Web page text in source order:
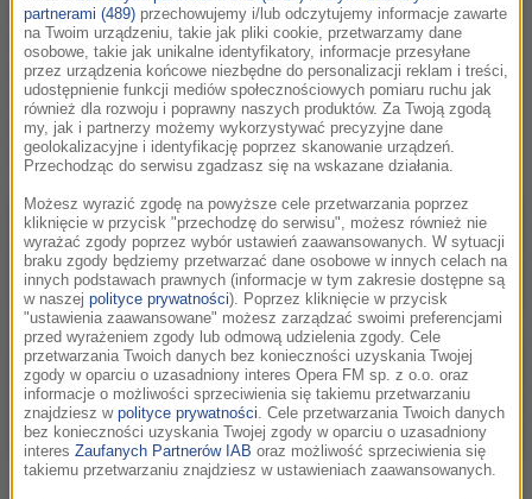
podstawie klasyki światowej literatury budzi
zainteresowanie fanów, jednak nie wszyscy są
zadowoleni z wyboru Jacoba Elordiego i Margot Robbie
do występu w rolach głównych. Fennell broni swoich
decyzji obsadowych i tłumaczy, dlaczego dokonała
takich wyborów.
Jacob Elordi /EDUARDO LIMA / PAP/EPA
partnerami (489) przechowujemy i/lub odczytujemy informacje zawarte
na Twoim urządzeniu, takie jak pliki cookie, przetwarzamy dane
osobowe, takie jak unikalne identyfikatory, informacje przesyłane
przez urządzenia końcowe niezbędne do personalizacji reklam i treści,
udostępnienie funkcji mediów społecznościowych pomiaru ruchu jak
również dla rozwoju i poprawny naszych produktów. Za Twoją zgodą
my, jak i partnerzy możemy wykorzystywać precyzyjne dane
geolokalizacyjne i identyfikację poprzez skanowanie urządzeń.
Przechodząc do serwisu zgadzasz się na wskazane działania.
Możesz wyrazić zgodę na powyższe cele przetwarzania poprzez
kliknięcie w przycisk "przechodzę do serwisu", możesz również nie
wyrażać zgody poprzez wybór ustawień zaawansowanych. W sytuacji
braku zgody będziemy przetwarzać dane osobowe w innych celach na
innych podstawach prawnych (informacje w tym zakresie dostępne są
w naszej polityce prywatności). Poprzez kliknięcie w przycisk
"ustawienia zaawansowane" możesz zarządzać swoimi preferencjami
przed wyrażeniem zgody lub odmową udzielenia zgody. Cele
przetwarzania Twoich danych bez konieczności uzyskania Twojej
zgody w oparciu o uzasadniony interes Opera FM sp. z o.o. oraz
informacje o możliwości sprzeciwienia się takiemu przetwarzaniu
znajdziesz w polityce prywatności. Cele przetwarzania Twoich danych
bez konieczności uzyskania Twojej zgody w oparciu o uzasadniony
interes Zaufanych Partnerów IAB oraz możliwość sprzeciwienia się
takiemu przetwarzaniu znajdziesz w ustawieniach zaawansowanych.